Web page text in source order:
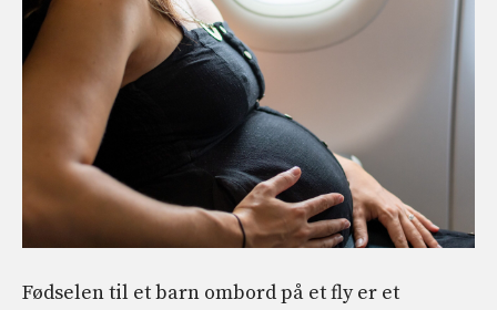
Fødselen til et barn ombord på et fly er et